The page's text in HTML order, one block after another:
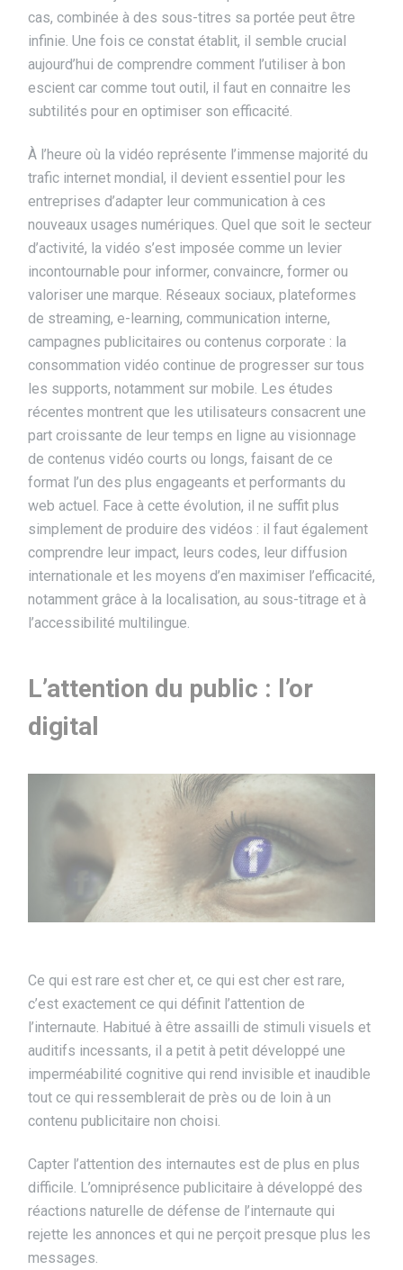
cas, combinée à des sous-titres sa portée peut être
infinie. Une fois ce constat établit, il semble crucial
aujourd’hui de comprendre comment l’utiliser à bon
escient car comme tout outil, il faut en connaitre les
subtilités pour en optimiser son efficacité.
À l’heure où la vidéo représente l’immense majorité du
trafic internet mondial, il devient essentiel pour les
entreprises d’adapter leur communication à ces
nouveaux usages numériques. Quel que soit le secteur
d’activité, la vidéo s’est imposée comme un levier
incontournable pour informer, convaincre, former ou
valoriser une marque. Réseaux sociaux, plateformes
de streaming, e-learning, communication interne,
campagnes publicitaires ou contenus corporate : la
consommation vidéo continue de progresser sur tous
les supports, notamment sur mobile. Les études
récentes montrent que les utilisateurs consacrent une
part croissante de leur temps en ligne au visionnage
de contenus vidéo courts ou longs, faisant de ce
format l’un des plus engageants et performants du
web actuel. Face à cette évolution, il ne suffit plus
simplement de produire des vidéos : il faut également
comprendre leur impact, leurs codes, leur diffusion
internationale et les moyens d’en maximiser l’efficacité,
notamment grâce à la localisation, au sous-titrage et à
l’accessibilité multilingue.
L’attention du public : l’or
digital
Ce qui est rare est cher et, ce qui est cher est rare,
c’est exactement ce qui définit l’attention de
l’internaute. Habitué à être assailli de stimuli visuels et
auditifs incessants, il a petit à petit développé une
imperméabilité cognitive qui rend invisible et inaudible
tout ce qui ressemblerait de près ou de loin à un
contenu publicitaire non choisi.
Capter l’attention des internautes est de plus en plus
difficile. L’omniprésence publicitaire à développé des
réactions naturelle de défense de l’internaute qui
rejette les annonces et qui ne perçoit presque plus les
messages.